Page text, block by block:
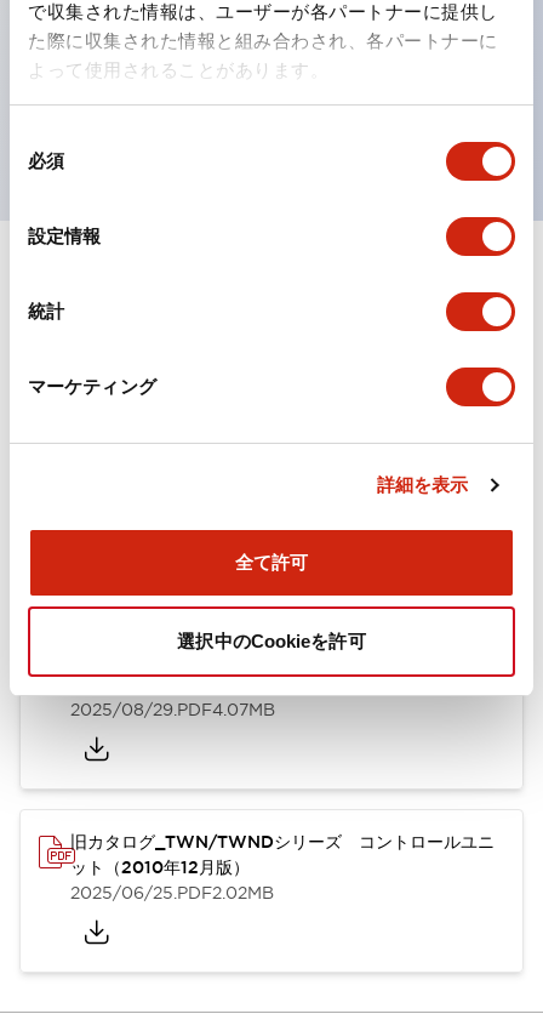
で収集された情報は、ユーザーが各パートナーに提供し
た際に収集された情報と組み合わされ、各パートナーに
よって使用されることがあります。
必須
設定情報
統計
マーケティング
詳細を表示
全て許可
選択中のCookieを許可
ひとつで6色の役をこなすLED球（LSRD球）。これま
で色ごとに分かれていたLED球を、1色のLED球で各色
カタログ CAD
TWN/TWNDシリーズ コントロールユニット（2025
2026/04/09.PDF4.92MB
TWN/TWNDシリーズ コントロールユニット（2025
年6月版）（英語）
2025/08/29.PDF4.07MB
旧カタログ_TWN/TWNDシリーズ コントロールユニ
ット（2010年12月版）
2025/06/25.PDF2.02MB